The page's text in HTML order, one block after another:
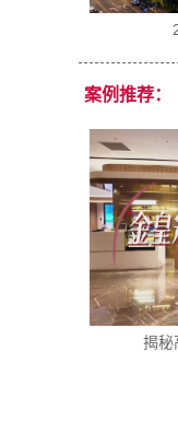
案例推荐：
揭秘